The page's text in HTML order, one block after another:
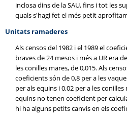
inclosa dins de la SAU, fins i tot les
quals s'hagi fet el més petit
Unitats ramaderes
Als censos del 1982 i el 1989 el
braves de 24 mesos i més a UR era
les conilles mares, de 0,015. Als
coeficients són de 0,8 per a les
per als equins i 0,02 per a les conilles
equins no tenen coeficient per
hi ha alguns petits canvis en els